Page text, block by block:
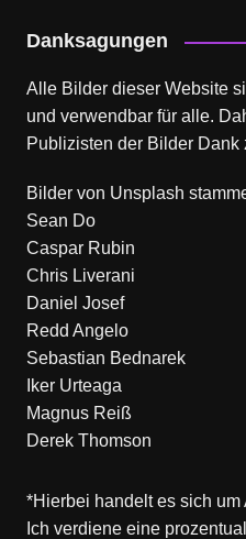
Danksagungen
Alle Bilder dieser Website
und verwendbar für alle.
Publizisten der Bilder Dank
Bilder von Unsplash
Sean Do
Caspar Rubin
Chris Liverani
Daniel Josef
Redd Angelo
Sebastian Bednarek
Iker Urteaga
Magnus Reiß
Derek Thomson
*Hierbei handelt es sich um
Ich verdiene eine